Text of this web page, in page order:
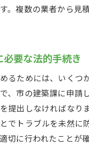
府
。複数の業者から見
要な法的手続き
るためには、いくつ
、市の建築課に申請
提出しなければな
でトラブルを未然に
切に行われたことが